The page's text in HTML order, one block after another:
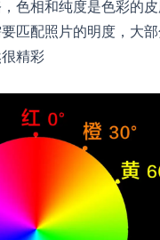
色相和纯度是色彩的
匹配照片的明度，大
精彩